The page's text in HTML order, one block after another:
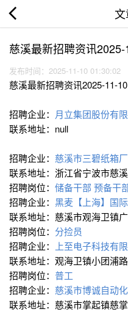
慈溪最新招聘资讯
发布时间：2025-11-10 01:30:02
慈溪最新招聘资讯2025-11-10
招聘企业： 月立集团股份有
联系地址：null
招聘企业： 慈溪市三碧纸箱厂
联系地址：浙江省宁波市慈
招聘岗位： 储备干部 预备干
招聘企业： 黑麦【上海】国
联系地址：慈溪市观海卫镇
招聘岗位： 分捡员
招聘企业：
上至电子科技有
联系地址：观海卫镇小团浦
招聘岗位： 普工
招聘企业： 慈溪市博诚自动
联系地址：慈溪市掌起镇慈